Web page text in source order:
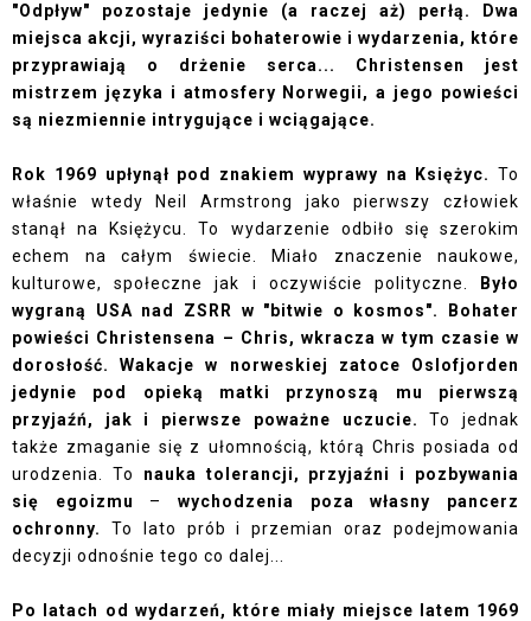
"Odpływ" pozostaje jedynie (a raczej aż) perłą.
Dwa
miejsca akcji, wyraziści bohaterowie i wydarzenia, które
przyprawiają o drżenie serca... Christensen jest
mistrzem języka i atmosfery Norwegii, a jego powieści
są niezmiennie intrygujące i wciągające.
Rok 1969 upłynął pod znakiem wyprawy na Księżyc. To
właśnie wtedy Neil Armstrong jako pierwszy człowiek
stanął na Księżycu. To wydarzenie odbiło się szerokim
echem na całym świecie. Miało znaczenie naukowe,
kulturowe, społeczne jak i oczywiście polityczne.
Było
wygraną USA nad ZSRR w "bitwie o kosmos". Bohater
powieści Christensena – Chris, wkracza w tym czasie w
dorosłość. Wakacje w norweskiej zatoce Oslofjorden
jedynie pod opieką matki przynoszą mu pierwszą
przyjaźń, jak i pierwsze poważne uczucie.To jednak
także zmaganie się z ułomnością, którą Chris posiada od
urodzenia. To nauka tolerancji, przyjaźni i pozbywania
się egoizmu
–wychodzenia poza własny pancerz
ochronny.
To lato prób i przemian oraz podejmowania
decyzji odnośnie tego co dalej...
Po latach od wydarzeń, które miały miejsce latem 1969